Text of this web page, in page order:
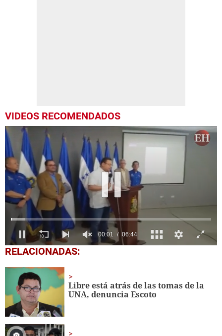
VIDEOS RECOMENDADOS
0
seconds
minutes,
seconds
RELACIONADAS:
Libre está atrás de las tomas de la
UNA, denuncia Escoto